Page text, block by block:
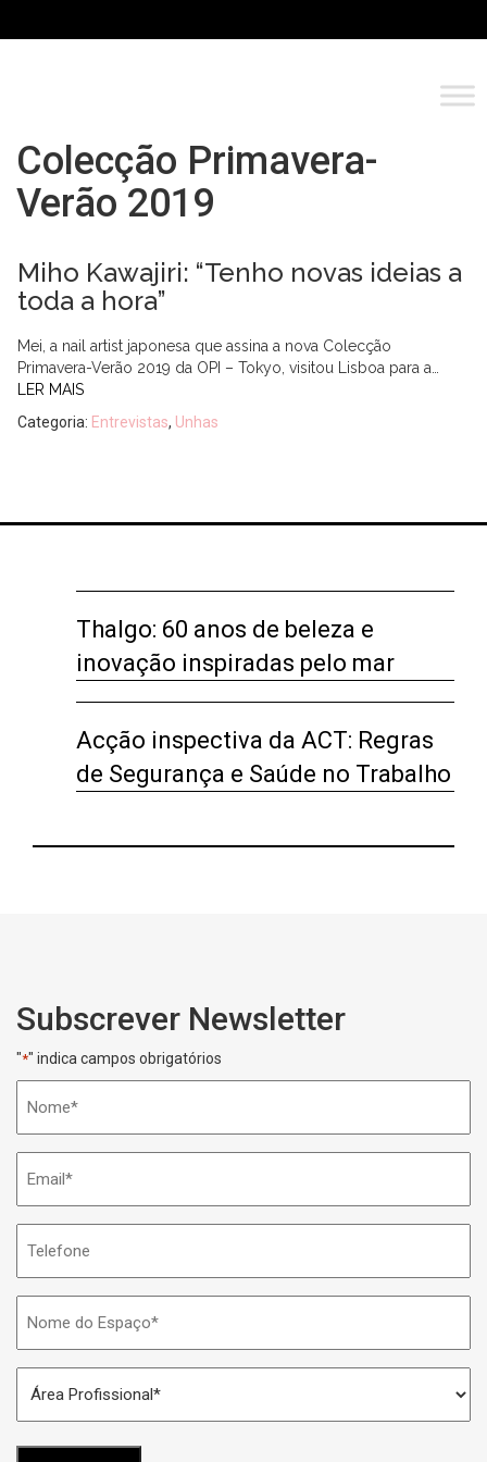
Colecção Primavera-
Verão 2019
Miho Kawajiri: “Tenho novas ideias a
toda a hora”
Mei, a nail artist japonesa que assina a nova Colecção
Primavera-Verão 2019 da OPI – Tokyo, visitou Lisboa para a…
LER MAIS
Categoria: Entrevistas, Unhas
Thalgo: 60 anos de beleza e
inovação inspiradas pelo mar
Acção inspectiva da ACT: Regras
de Segurança e Saúde no Trabalho
Subscrever Newsletter
"*" indica campos obrigatórios
do
Espaço
Profissional
*